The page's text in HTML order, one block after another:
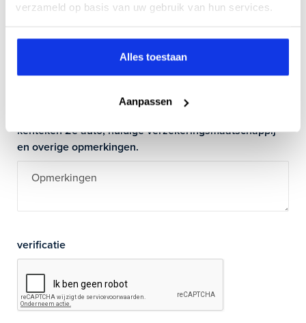
verzameld op basis van uw gebruik van hun services.
Alles toestaan
Aanpassen
Wilt u evt. gebruikmaken van een gunstige 2e auto-
kenteken 2e auto, huidige verzekeringsmaatschappij
en overige opmerkingen.
verificatie